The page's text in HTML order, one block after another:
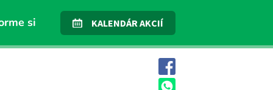
si KALENDÁR AKCIÍ